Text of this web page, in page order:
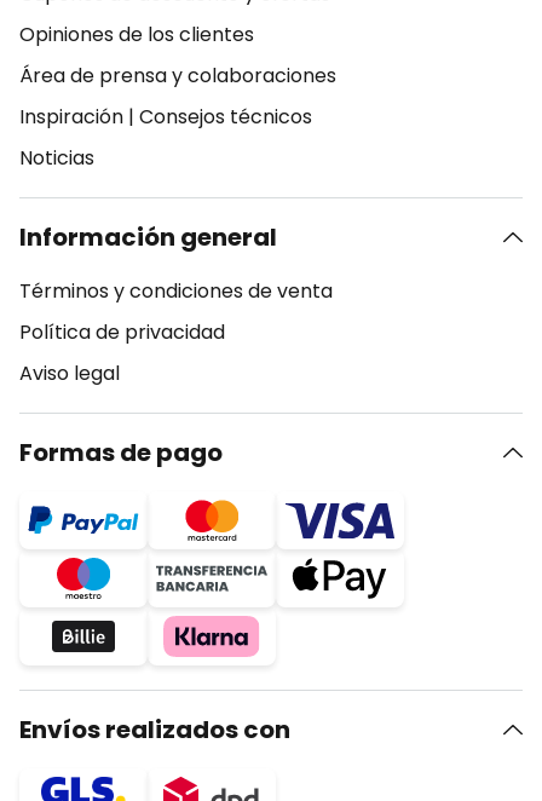
Opiniones de los clientes
Área de prensa y colaboraciones
Inspiración | Consejos técnicos
Noticias
Información general
Términos y condiciones de venta
Política de privacidad
Aviso legal
Formas de pago
Envíos realizados con